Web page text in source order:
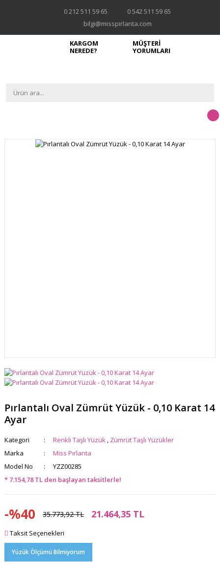
0 212 511 59 65
0 542 511 59 65
bilgi@misspirlanta.com
KARGOM
NEREDE?
MÜŞTERİ
YORUMLARI
Pırlantalı Oval Zümrüt Yüzük - 0,10 Karat 14
Ayar
Kategori Renkli Taşlı Yüzük , Zümrüt Taşlı Yüzükler
Marka
Miss Pırlanta
Model No
YZZ00285
* 7.154,78 TL den başlayan taksitlerle!
-%40 35.773,92 TL 21.464,35 TL
Taksit Seçenekleri
Yüzük Ölçümü Bilmiyorum